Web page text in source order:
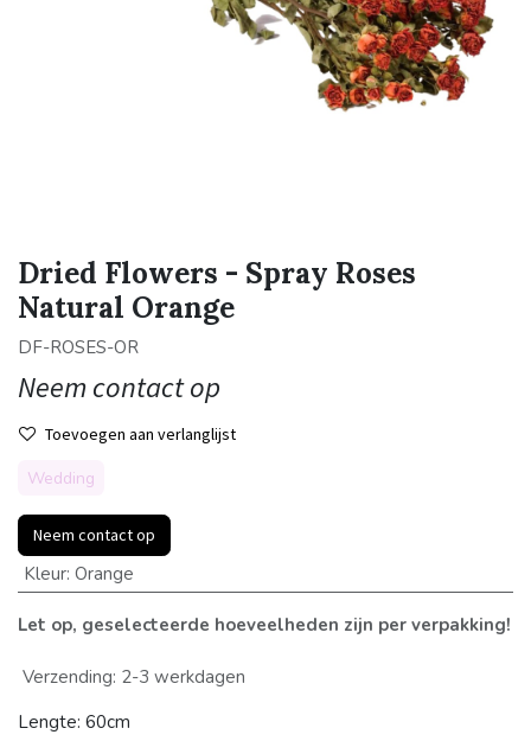
Dried Flowers - Spray Roses
Natural Orange
DF-ROSES-OR
Neem contact op
Toevoegen aan verlanglijst
Wedding
Neem contact op
Kleur: Orange
Let op, geselecteerde hoeveelheden zijn per verpakking!
Verzending: 2-3 werkdagen
Lengte: 60cm